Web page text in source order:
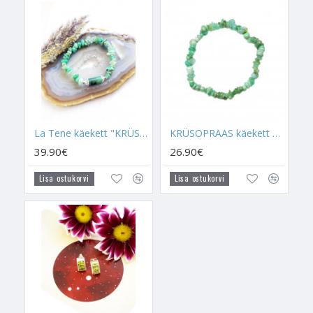
tingitud probleeme lahendada, ja kui see aspekt on täidetud,
siis hakkab Krüsopraas head armastust ligi tõmbama. Selle
kristalli elutuppa viimine loob head meeleolu ning tekitab
huumorit. Asetades Krüsopraasi kodu Ida- või Kagu-piirkonda,
aitab see ligi meelitada materiaalset küllust.
kombineerida kristalliga, siis tuuakse välja sellel kristallil teatud
omadused. Südame kuju sümboliseerib armastust, usaldust,
kirge, ühtsust, sensuaalsust, naiselikkust ja külgetõmmet.
Nõiad kasutavad südame sümbolit armastuse ja suhete
tugevdamise rituaalides ning armastuse ligitõmbamiseks.
Krüsopraasi kandmineSüdametšakra
kohal aitab selle kandjale tuua järgmist:
- Krüsopraas on nr 1 LOTOÕNNE, rahaõnne, küllusliku
energiat ligi tõmbava ja head õnne aktiveeriv kristall. Seda
kandes, eriti kõrvas, suudad sa ära tabada, kuhu enda raha
La Tene käekett "KRÜSOPRAAS"
39.90€
Lisa ostukorvi
KRÜSOPRAAS käekett chips
26.90€
Lisa ostukorvi